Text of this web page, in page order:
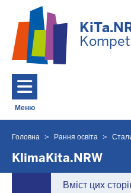
Меню
Toggle navigation: Головне Меню
Ви
знаходитесь
Головна Рання освіта
KlimaKita.NRW
Вміст цих